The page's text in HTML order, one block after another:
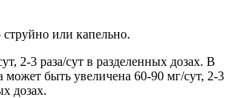
или капельно.
2-3 раза/сут в разделенных дозах. В
может быть увеличена 60-90 мг/сут, 2-3
дозах.